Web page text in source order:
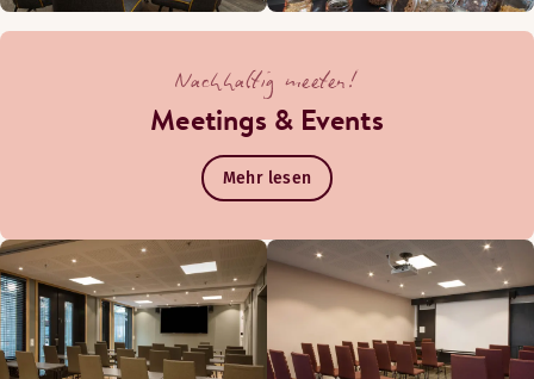
Nachhaltig meeten!
Meetings & Events
Mehr lesen